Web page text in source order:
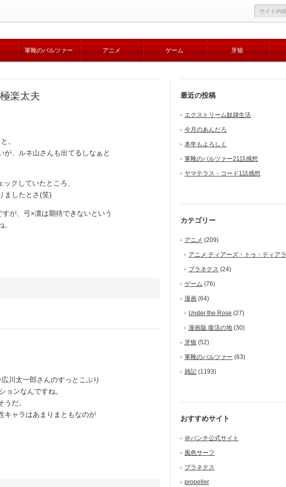
軍靴のバルツァー アニメ ゲーム 牙狼
楽太夫
。
、ルネ山さんも出てるしなぁと
クしていたところ、
ましたとさ(笑)
が、弓×凛は期待できないという
川太一郎さんのすっとこぶり
ョンなんですね。
だ。
キャラはあまりまともなのが
最近の投稿
エクストリーム奴隷生活
今月のあんだろ
本年もよろしく
軍靴のバルツァー21話感想
ヤマテラス・コード1話感想
カテゴリー
アニメ (209)
アニメ ティアーズ・トゥ・ティアラ
プラネテス (24)
ゲーム (76)
漫画 (64)
Under the Rose (27)
漫画版 復活の地 (30)
牙狼 (52)
軍靴のバルツァー (63)
雑記 (1193)
おすすめサイト
＠バンチ公式サイト
風色サーフ
プラネテス
propeller